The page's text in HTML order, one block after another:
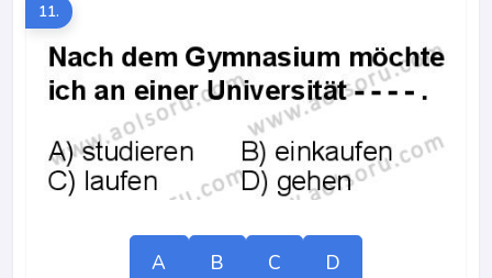
11.
A B C D